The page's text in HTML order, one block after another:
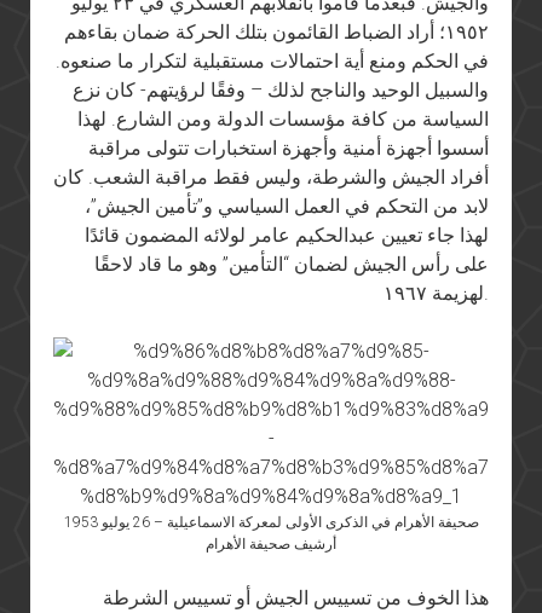
١٩٥٢؛ أراد الضباط القائمون بتلك الحركة ضمان بقاءهم
في الحكم ومنع أية احتمالات مستقبلية لتكرار ما صنعوه.
والسبيل الوحيد والناجح لذلك – وفقًا لرؤيتهم- كان نزع
السياسة من كافة مؤسسات الدولة ومن الشارع. لهذا
أسسوا أجهزة أمنية وأجهزة استخبارات تتولى مراقبة
أفراد الجيش والشرطة، وليس فقط مراقبة الشعب. كان
لابد من التحكم في العمل السياسي و”تأمين الجيش”،
لهذا جاء تعيين عبدالحكيم عامر لولائه المضمون قائدًا
على رأس الجيش لضمان “التأمين” وهو ما قاد لاحقًا
صحيفة الأهرام في الذكرى الأولى لمعركة الاسماعيلية – 26 يوليو 1953
أرشيف صحيفة الأهرام
هذا الخوف من تسييس الجيش أو تسييس الشرطة